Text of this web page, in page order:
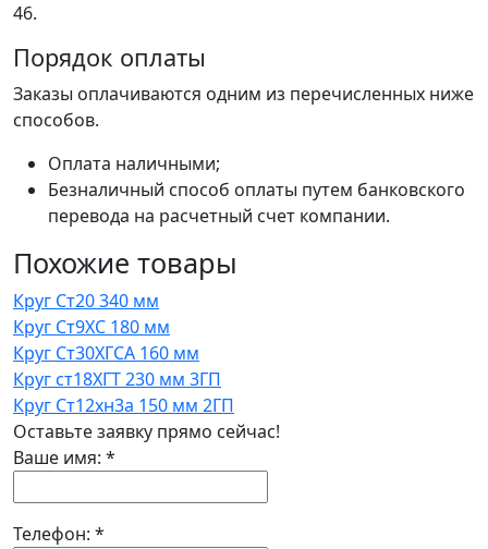
46.
Порядок оплаты
Заказы оплачиваются одним из перечисленных ниже
способов.
Оплата наличными;
Безналичный способ оплаты путем банковского
перевода на расчетный счет компании.
Похожие товары
Круг Ст20 340 мм
Круг Ст9ХС 180 мм
Круг Ст30ХГСА 160 мм
Круг ст18ХГТ 230 мм 3ГП
Круг Ст12хн3а 150 мм 2ГП
Оставьте заявку прямо сейчас!
Ваше имя: *
Телефон: *